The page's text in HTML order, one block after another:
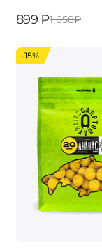
‍899‍ ₽‍1 058‍₽
-15%